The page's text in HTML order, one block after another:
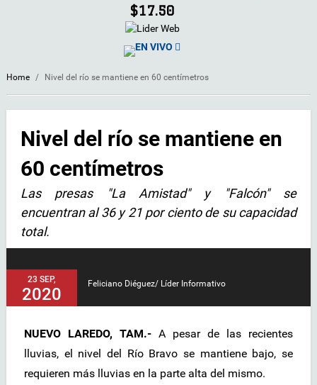
$17.50
EN VIVO
Home / Nivel del río se mantiene en 60 centímetros
Nivel del río se mantiene en
60 centímetros
Las presas "La Amistad" y "Falcón" se
encuentran al 36 y 21 por ciento de su capacidad
total.
23 SEP,
2020
Feliciano Diéguez/ Líder Informativo
NUEVO LAREDO, TAM.- A pesar de las recientes
lluvias, el nivel del Río Bravo se mantiene bajo, se
requieren más lluvias en la parte alta del mismo.